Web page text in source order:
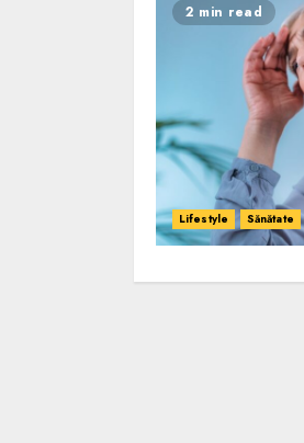
2 min read
Lifestyle Sănătate